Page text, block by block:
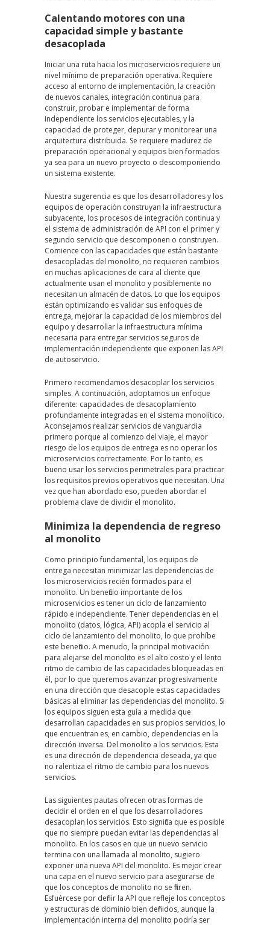
Calentando motores con una
capacidad simple y bastante
desacoplada
Iniciar una ruta hacia los microservicios requiere un
nivel mínimo de preparación operativa. Requiere
acceso al entorno de implementación, la creación
de nuevos canales, integración continua para
construir, probar e implementar de forma
independiente los servicios ejecutables, y la
capacidad de proteger, depurar y monitorear una
arquitectura distribuida. Se requiere madurez de
preparación operacional y equipos bien formados
ya sea para un nuevo proyecto o descomponiendo
un sistema existente.
Nuestra sugerencia es que los desarrolladores y los
equipos de operación construyan la infraestructura
subyacente, los procesos de integración continua y
el sistema de administración de API con el primer y
segundo servicio que descomponen o construyen.
Comience con las capacidades que están bastante
desacopladas del monolito, no requieren cambios
en muchas aplicaciones de cara al cliente que
actualmente usan el monolito y posiblemente no
necesitan un almacén de datos. Lo que los equipos
están optimizando es validar sus enfoques de
entrega, mejorar la capacidad de los miembros del
equipo y desarrollar la infraestructura mínima
necesaria para entregar servicios seguros de
implementación independiente que exponen las API
de autoservicio.
Primero recomendamos desacoplar los servicios
simples. A continuación, adoptamos un enfoque
diferente: capacidades de desacoplamiento
profundamente integradas en el sistema monolítico.
Aconsejamos realizar servicios de vanguardia
primero porque al comienzo del viaje, el mayor
riesgo de los equipos de entrega es no operar los
microservicios correctamente. Por lo tanto, es
bueno usar los servicios perimetrales para practicar
los requisitos previos operativos que necesitan. Una
vez que han abordado eso, pueden abordar el
problema clave de dividir el monolito.
Minimiza la dependencia de regreso
al monolito
Como principio fundamental, los equipos de
entrega necesitan minimizar las dependencias de
los microservicios recién formados para el
monolito. Un beneficio importante de los
microservicios es tener un ciclo de lanzamiento
rápido e independiente. Tener dependencias en el
monolito (datos, lógica, API) acopla el servicio al
ciclo de lanzamiento del monolito, lo que prohíbe
este beneficio. A menudo, la principal motivación
para alejarse del monolito es el alto costo y el lento
ritmo de cambio de las capacidades bloqueadas en
él, por lo que queremos avanzar progresivamente
en una dirección que desacople estas capacidades
básicas al eliminar las dependencias del monolito. Si
los equipos siguen esta guía a medida que
desarrollan capacidades en sus propios servicios, lo
que encuentran es, en cambio, dependencias en la
dirección inversa. Del monolito a los servicios. Esta
es una dirección de dependencia deseada, ya que
no ralentiza el ritmo de cambio para los nuevos
servicios.
Las siguientes pautas ofrecen otras formas de
decidir el orden en el que los desarrolladores
desacoplan los servicios. Esto significa que es posible
que no siempre puedan evitar las dependencias al
monolito. En los casos en que un nuevo servicio
termina con una llamada al monolito, sugiero
exponer una nueva API del monolito. Es mejor crear
una capa en el nuevo servicio para asegurarse de
que los conceptos de monolito no se filtren.
Esfuércese por definir la API que refleje los conceptos
y estructuras de dominio bien definidos, aunque la
implementación interna del monolito podría ser